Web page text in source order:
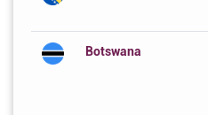
Botswana